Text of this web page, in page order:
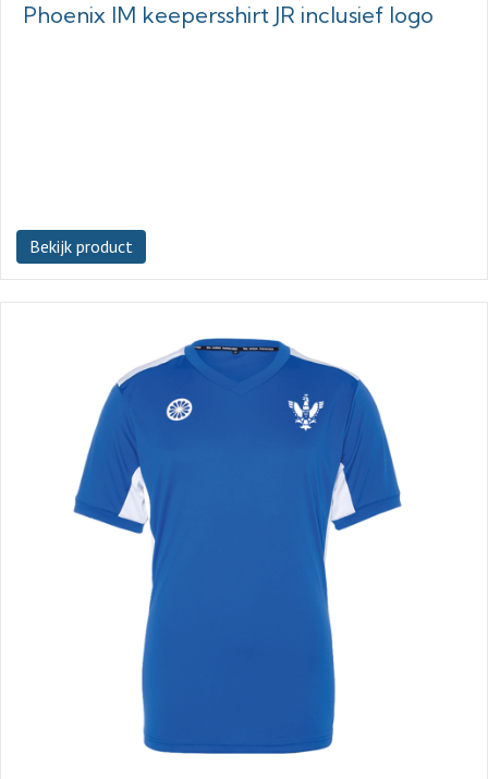
Phoenix IM keepersshirt JR inclusief logo
Bekijk product